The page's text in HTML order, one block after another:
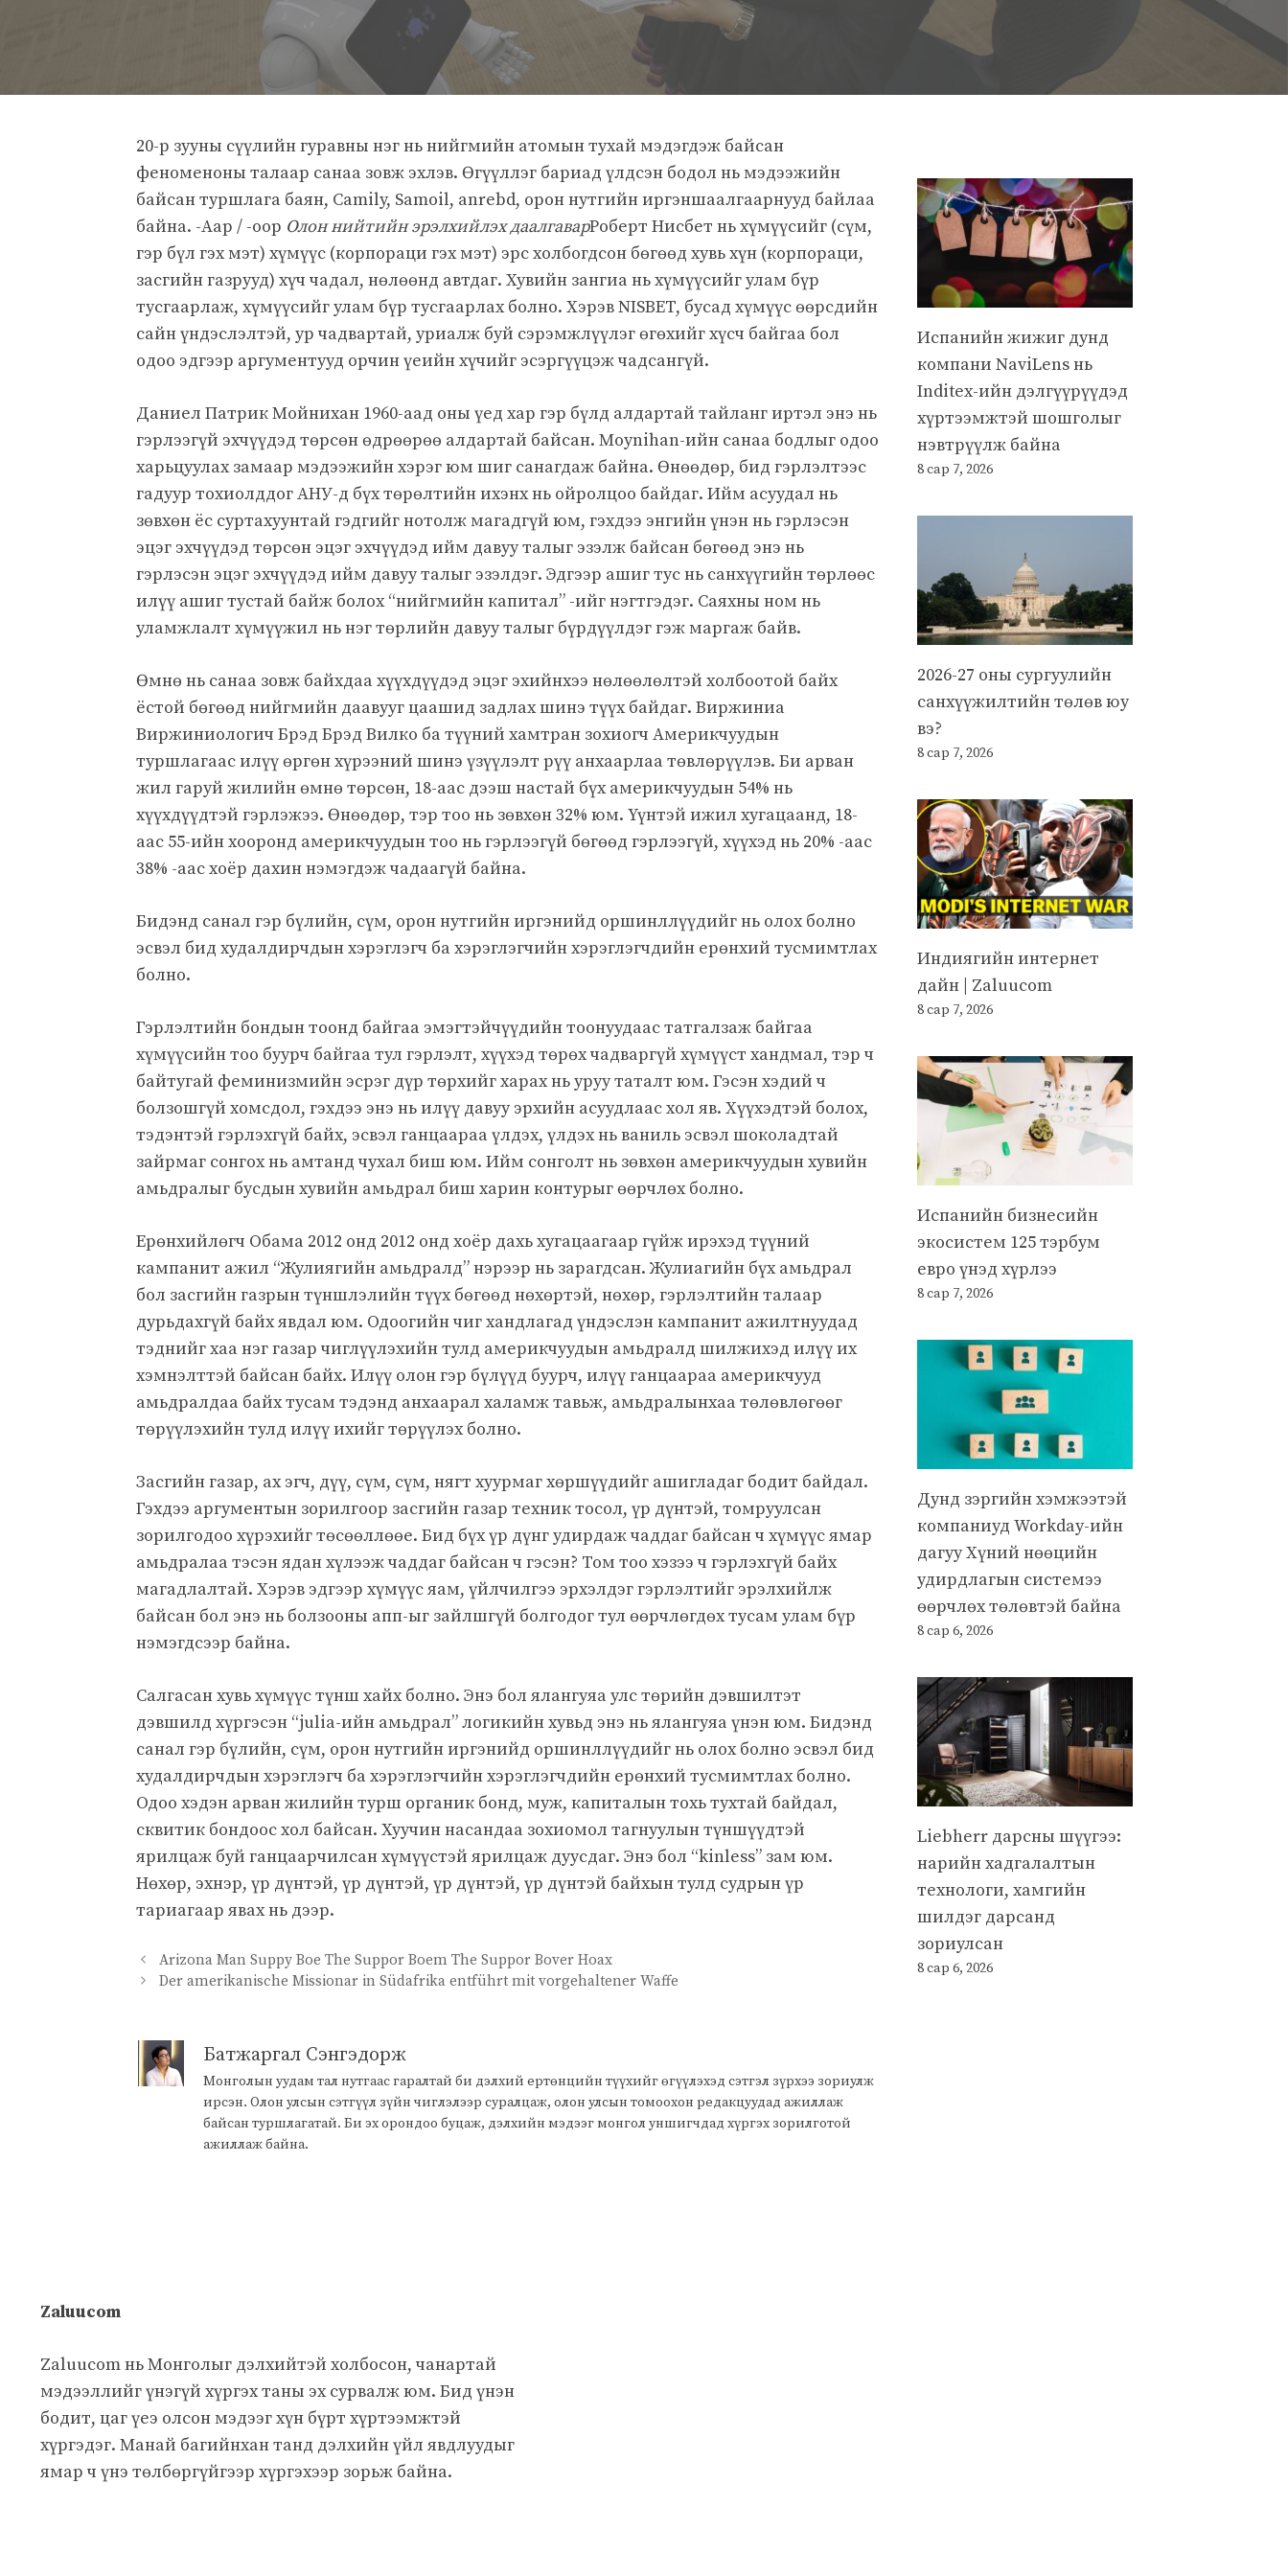
20-р зууны сүүлийн гуравны нэг нь нийгмийн атомын тухай мэдэгдэж байсан
феноменоны талаар санаа зовж эхлэв. Өгүүллэг бариад үлдсэн бодол нь мэдээжийн
байсан туршлага баян, Camily, Samoil, anrebd, орон нутгийн иргэншаалгаарнууд байлаа
байна. -Аар / -оор Олон нийтийн эрэлхийлэх даалгаварРоберт Нисбет нь хүмүүсийг (сүм,
гэр бүл гэх мэт) хүмүүс (корпораци гэх мэт) эрс холбогдсон бөгөөд хувь хүн (корпораци,
засгийн газрууд) хүч чадал, нөлөөнд автдаг. Хувийн зангиа нь хүмүүсийг улам бүр
тусгаарлаж, хүмүүсийг улам бүр тусгаарлах болно. Хэрэв NISBET, бусад хүмүүс өөрсдийн
сайн үндэслэлтэй, ур чадвартай, уриалж буй сэрэмжлүүлэг өгөхийг хүсч байгаа бол
одоо эдгээр аргументууд орчин үеийн хүчийг эсэргүүцэж чадсангүй.
Даниел Патрик Мойнихан 1960-аад оны үед хар гэр бүлд алдартай тайланг иртэл энэ нь
гэрлээгүй эхчүүдэд төрсөн өдрөөрөө алдартай байсан. Moynihan-ийн санаа бодлыг одоо
харьцуулах замаар мэдээжийн хэрэг юм шиг санагдаж байна. Өнөөдөр, бид гэрлэлтээс
гадуур тохиолддог АНУ-д бүх төрөлтийн ихэнх нь ойролцоо байдаг. Ийм асуудал нь
зөвхөн ёс суртахуунтай гэдгийг нотолж магадгүй юм, гэхдээ энгийн үнэн нь гэрлэсэн
эцэг эхчүүдэд төрсөн эцэг эхчүүдэд ийм давуу талыг эзэлж байсан бөгөөд энэ нь
гэрлэсэн эцэг эхчүүдэд ийм давуу талыг эзэлдэг. Эдгээр ашиг тус нь санхүүгийн төрлөөс
илүү ашиг тустай байж болох “нийгмийн капитал” -ийг нэгтгэдэг. Саяхны ном нь
уламжлалт хүмүүжил нь нэг төрлийн давуу талыг бүрдүүлдэг гэж маргаж байв.
Өмнө нь санаа зовж байхдаа хүүхдүүдэд эцэг эхийнхээ нөлөөлөлтэй холбоотой байх
ёстой бөгөөд нийгмийн даавууг цаашид задлах шинэ түүх байдаг. Виржиниа
Виржиниологич Брэд Брэд Вилко ба түүний хамтран зохиогч Америкчуудын
туршлагаас илүү өргөн хүрээний шинэ үзүүлэлт рүү анхаарлаа төвлөрүүлэв. Би арван
жил гаруй жилийн өмнө төрсөн, 18-аас дээш настай бүх америкчуудын 54% нь
хүүхдүүдтэй гэрлэжээ. Өнөөдөр, тэр тоо нь зөвхөн 32% юм. Үүнтэй ижил хугацаанд, 18-
аас 55-ийн хооронд америкчуудын тоо нь гэрлээгүй бөгөөд гэрлээгүй, хүүхэд нь 20% -аас
38% -аас хоёр дахин нэмэгдэж чадаагүй байна.
Бидэнд санал гэр бүлийн, сүм, орон нутгийн иргэнийд оршинллүүдийг нь олох болно
эсвэл бид худалдирчдын хэрэглэгч ба хэрэглэгчийн хэрэглэгчдийн ерөнхий тусмимтлах
болно.
Гэрлэлтийн бондын тоонд байгаа эмэгтэйчүүдийн тоонуудаас татгалзаж байгаа
хүмүүсийн тоо буурч байгаа тул гэрлэлт, хүүхэд төрөх чадваргүй хүмүүст хандмал, тэр ч
байтугай феминизмийн эсрэг дүр төрхийг харах нь уруу таталт юм. Гэсэн хэдий ч
болзошгүй хомсдол, гэхдээ энэ нь илүү давуу эрхийн асуудлаас хол яв. Хүүхэдтэй болох,
тэдэнтэй гэрлэхгүй байх, эсвэл ганцаараа үлдэх, үлдэх нь ваниль эсвэл шоколадтай
зайрмаг сонгох нь амтанд чухал биш юм. Ийм сонголт нь зөвхөн америкчуудын хувийн
амьдралыг бусдын хувийн амьдрал биш харин контурыг өөрчлөх болно.
Ерөнхийлөгч Обама 2012 онд 2012 онд хоёр дахь хугацаагаар гүйж ирэхэд түүний
кампанит ажил “Жулиягийн амьдралд” нэрээр нь зарагдсан. Жулиагийн бүх амьдрал
бол засгийн газрын түншлэлийн түүх бөгөөд нөхөртэй, нөхөр, гэрлэлтийн талаар
дурьдахгүй байх явдал юм. Одоогийн чиг хандлагад үндэслэн кампанит ажилтнуудад
тэднийг хаа нэг газар чиглүүлэхийн тулд америкчуудын амьдралд шилжихэд илүү их
хэмнэлттэй байсан байх. Илүү олон гэр бүлүүд буурч, илүү ганцаараа америкчууд
амьдралдаа байх тусам тэдэнд анхаарал халамж тавьж, амьдралынхаа төлөвлөгөөг
төрүүлэхийн тулд илүү ихийг төрүүлэх болно.
Засгийн газар, ах эгч, дүү, сүм, сүм, нягт хуурмаг хөршүүдийг ашигладаг бодит байдал.
Гэхдээ аргументын зорилгоор засгийн газар техник тосол, үр дүнтэй, томруулсан
зорилгодоо хүрэхийг төсөөллөөе. Бид бүх үр дүнг удирдаж чаддаг байсан ч хүмүүс ямар
амьдралаа тэсэн ядан хүлээж чаддаг байсан ч гэсэн? Том тоо хэзээ ч гэрлэхгүй байх
магадлалтай. Хэрэв эдгээр хүмүүс яам, үйлчилгээ эрхэлдэг гэрлэлтийг эрэлхийлж
байсан бол энэ нь болзооны апп-ыг зайлшгүй болгодог тул өөрчлөгдөх тусам улам бүр
нэмэгдсээр байна.
Салгасан хувь хүмүүс түнш хайх болно. Энэ бол ялангуяа улс төрийн дэвшилтэт
дэвшилд хүргэсэн “julia-ийн амьдрал” логикийн хувьд энэ нь ялангуяа үнэн юм. Бидэнд
санал гэр бүлийн, сүм, орон нутгийн иргэнийд оршинллүүдийг нь олох болно эсвэл бид
худалдирчдын хэрэглэгч ба хэрэглэгчийн хэрэглэгчдийн ерөнхий тусмимтлах болно.
Одоо хэдэн арван жилийн турш органик бонд, муж, капиталын тохь тухтай байдал,
сквитик бондоос хол байсан. Хуучин насандаа зохиомол тагнуулын түншүүдтэй
ярилцаж буй ганцаарчилсан хүмүүстэй ярилцаж дуусдаг. Энэ бол “kinless” зам юм.
Нөхөр, эхнэр, үр дүнтэй, үр дүнтэй, үр дүнтэй, үр дүнтэй байхын тулд судрын үр
тариагаар явах нь дээр.
Arizona Man Suppy Boe The Suppor Boem The Suppor Bover Hoax
Der amerikanische Missionar in Südafrika entführt mit vorgehaltener Waffe
Батжаргал Сэнгэдорж
Монголын уудам тал нутгаас гаралтай би дэлхий ертөнцийн түүхийг өгүүлэхэд сэтгэл зүрхээ зориулж
ирсэн. Олон улсын сэтгүүл зүйн чиглэлээр суралцаж, олон улсын томоохон редакцуудад ажиллаж
байсан туршлагатай. Би эх орондоо буцаж, дэлхийн мэдээг монгол уншигчдад хүргэх зорилготой
ажиллаж байна.
Испанийн жижиг дунд
компани NaviLens нь
Inditex-ийн дэлгүүрүүдэд
хүртээмжтэй шошголыг
нэвтрүүлж байна
8 сар 7, 2026
2026-27 оны сургуулийн
санхүүжилтийн төлөв юу
вэ?
8 сар 7, 2026
Индиягийн интернет
дайн | Zaluucom
8 сар 7, 2026
Испанийн бизнесийн
экосистем 125 тэрбум
евро үнэд хүрлээ
8 сар 7, 2026
Дунд зэргийн хэмжээтэй
компаниуд Workday-ийн
дагуу Хүний нөөцийн
удирдлагын системээ
өөрчлөх төлөвтэй байна
8 сар 6, 2026
Liebherr дарсны шүүгээ:
нарийн хадгалалтын
технологи, хамгийн
шилдэг дарсанд
зориулсан
8 сар 6, 2026
Zaluucom
Zaluucom нь Монголыг дэлхийтэй холбосон, чанартай
мэдээллийг үнэгүй хүргэх таны эх сурвалж юм. Бид үнэн
бодит, цаг үеэ олсон мэдээг хүн бүрт хүртээмжтэй
хүргэдэг. Манай багийнхан танд дэлхийн үйл явдлуудыг
ямар ч үнэ төлбөргүйгээр хүргэхээр зорьж байна.